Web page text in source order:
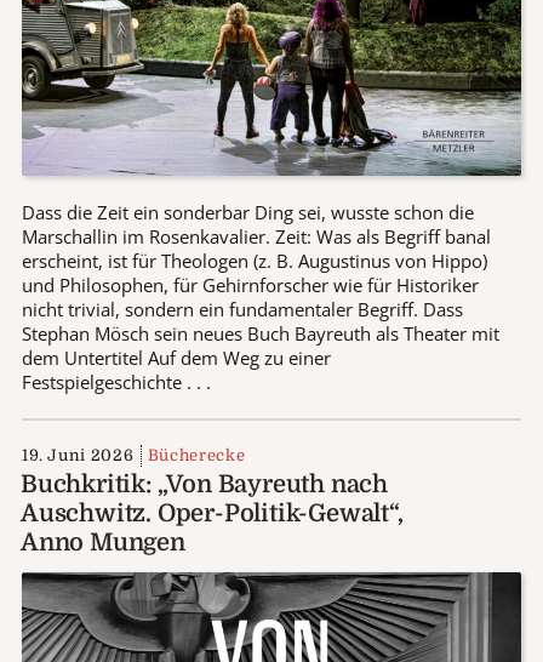
Dass die Zeit ein sonderbar Ding sei, wusste schon die
Marschallin im Rosenkavalier. Zeit: Was als Begriff banal
erscheint, ist für Theologen (z. B. Augustinus von Hippo)
und Philosophen, für Gehirnforscher wie für Historiker
nicht trivial, sondern ein fundamentaler Begriff. Dass
Stephan Mösch sein neues Buch Bayreuth als Theater mit
dem Untertitel Auf dem Weg zu einer
Festspielgeschichte . . .
19. Juni 2026 Bücherecke
Buchkritik: „Von Bayreuth nach
Auschwitz. Oper-Politik-Gewalt“,
Anno Mungen